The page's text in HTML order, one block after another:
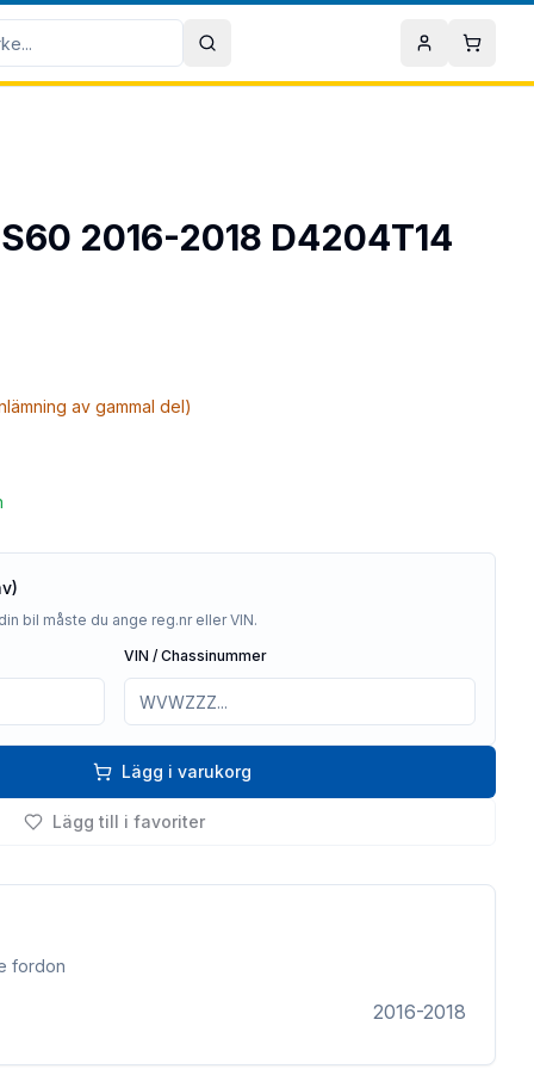
Sök Mitt konto
2016-2018 D4204T14
av gammal del)
bil måste du ange reg.nr eller VIN.
VIN / Chassinummer
Lägg i varukorg
Lägg till i favoriter
fordon
2016-2018